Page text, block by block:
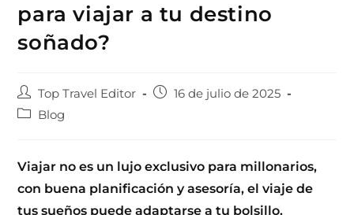
para viajar a tu destino
soñado?
Top Travel Editor
16 de julio de 2025
Blog
Viajar no es un lujo exclusivo para millonarios,
con buena planificación y asesoría, el viaje de
tus sueños puede adaptarse a tu bolsillo.